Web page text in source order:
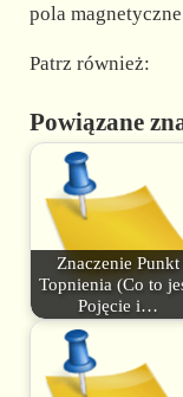
pola
Patrz również:
Powiązane
Znaczenie Punkt
Topnienia (Co to
Pojęcie i…